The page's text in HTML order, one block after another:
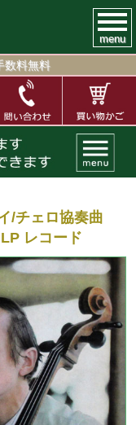
menu
数料無料
/チェロ協奏曲
レコード